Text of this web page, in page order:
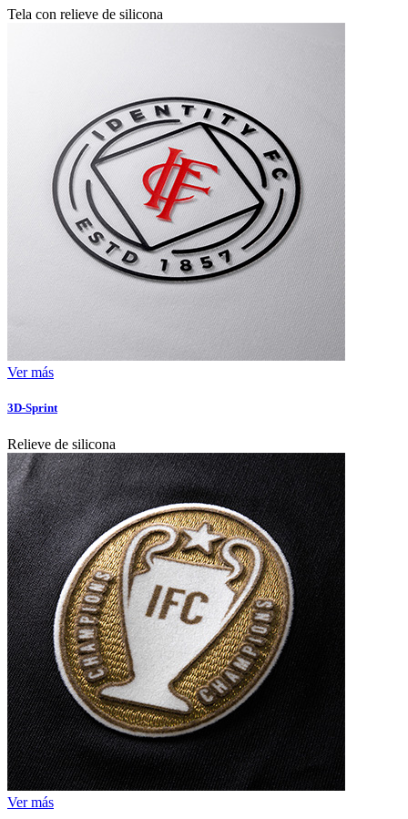
Tela con relieve de silicona
Ver más
3D-Sprint
Relieve de silicona
Ver más